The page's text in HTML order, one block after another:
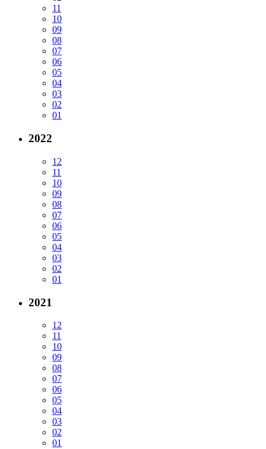
11
10
09
08
07
06
05
04
03
02
01
2022
12
11
10
09
08
07
06
05
04
03
02
01
2021
12
11
10
09
08
07
06
05
04
03
02
01